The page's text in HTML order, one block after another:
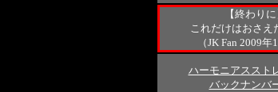
【終わりに
これだけはおさえ
（JK Fan 2009年
ハーモニアススト
バックナンバ